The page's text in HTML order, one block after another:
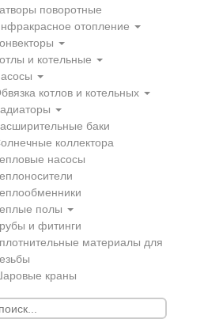
поворотные
отопление
и котельные
котлов и котельных
баки
коллектора
насосы
полы
и фитинги
материалы для
краны